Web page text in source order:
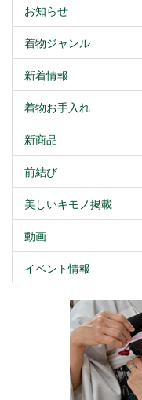
お知らせ
着物ジャンル
新着情報
着物お手入れ
新商品
前結び
美しいキモノ掲載
動画
イベント情報